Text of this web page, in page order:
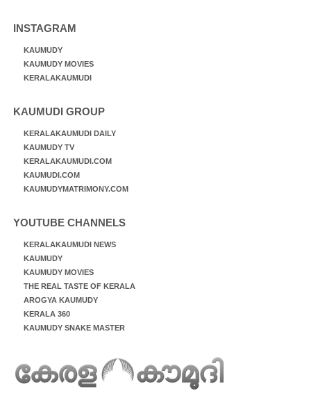
INSTAGRAM
KAUMUDY
KAUMUDY MOVIES
KERALAKAUMUDI
KAUMUDI GROUP
KERALAKAUMUDI DAILY
KAUMUDY TV
KERALAKAUMUDI.COM
KAUMUDI.COM
KAUMUDYMATRIMONY.COM
YOUTUBE CHANNELS
KERALAKAUMUDI NEWS
KAUMUDY
KAUMUDY MOVIES
THE REAL TASTE OF KERALA
AROGYA KAUMUDY
KERALA 360
KAUMUDY SNAKE MASTER